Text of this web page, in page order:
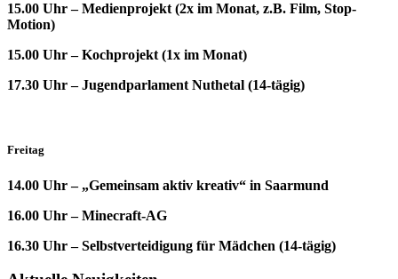
15.00 Uhr – Medienprojekt (2x im Monat, z.B. Film, Stop-
Motion)
15.00 Uhr – Kochprojekt (1x im Monat)
17.30 Uhr – Jugendparlament Nuthetal (14-tägig)
Freitag
14.00 Uhr – „Gemeinsam aktiv kreativ“ in Saarmund
16.00 Uhr – Minecraft-AG
16.30 Uhr – Selbstverteidigung für Mädchen (14-tägig)